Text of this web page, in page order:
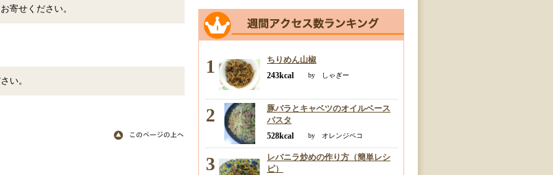
寄せください。
い。
1
ちりめん山椒
243kcal
by しゃぎー
2
豚バラとキャベツのオイルベース
パスタ
528kcal
by オレンジペコ
3
レバニラ炒めの作り方（簡単レシ
ピ）